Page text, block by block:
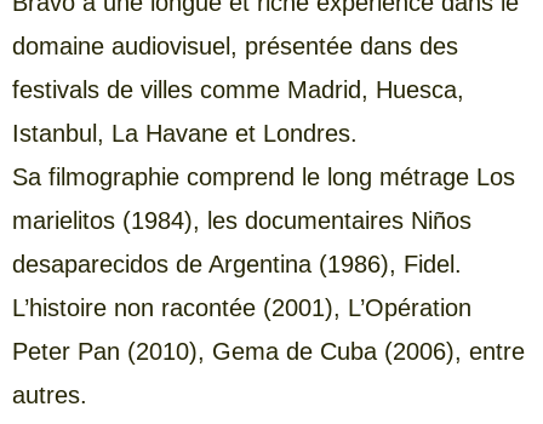
domaine audiovisuel, présentée dans des
festivals de villes comme Madrid, Huesca,
Istanbul, La Havane et Londres.
Sa filmographie comprend le long métrage Los
marielitos (1984), les documentaires Niños
desaparecidos de Argentina (1986), Fidel.
L’histoire non racontée (2001), L’Opération
Peter Pan (2010), Gema de Cuba (2006), entre
autres.